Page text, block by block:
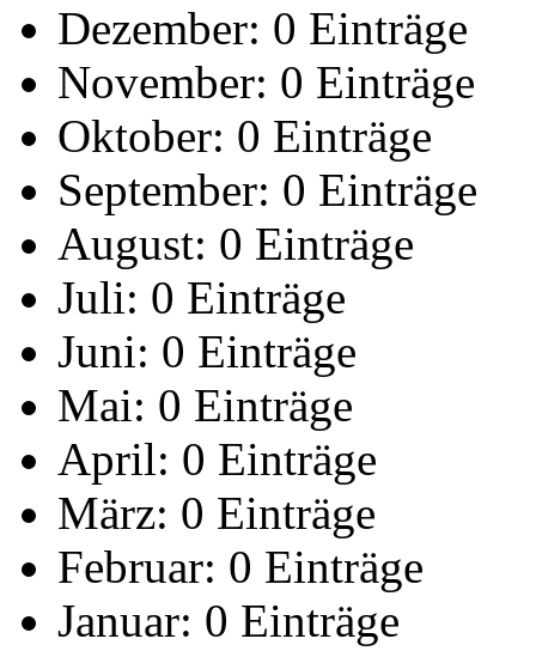
Dezember: 0 Einträge
November: 0 Einträge
Oktober: 0 Einträge
September: 0 Einträge
August: 0 Einträge
Juli: 0 Einträge
Juni: 0 Einträge
Mai: 0 Einträge
April: 0 Einträge
März: 0 Einträge
Februar: 0 Einträge
Januar: 0 Einträge